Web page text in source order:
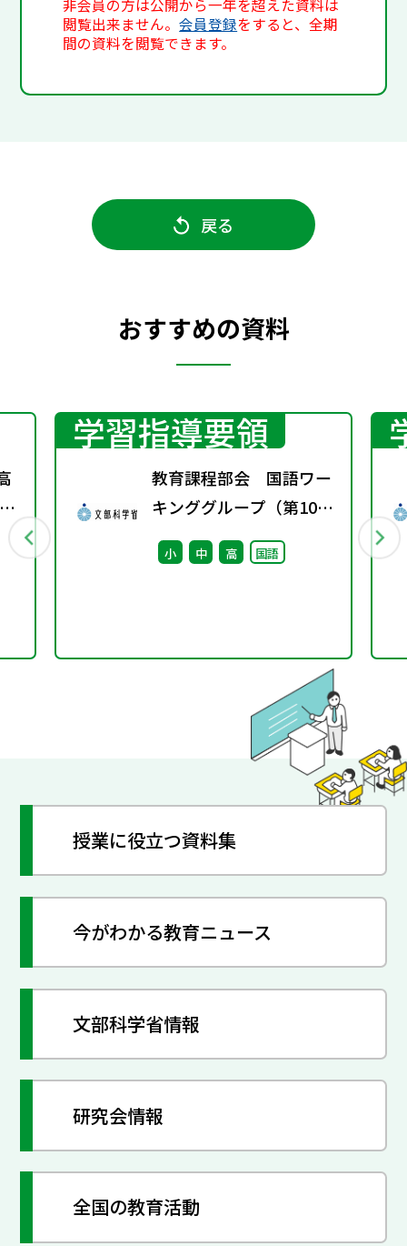
非会員の方は公開から一年を超えた資料は
閲覧出来ません。会員登録をすると、全期
間の資料を閲覧できます。
戻る
おすすめの資料
学習指導要領
教育課程部会 国語ワー
キンググループ（第10
回） 配付資料
小 中 高 国語
授業に役立つ資料集
今がわかる教育ニュース
文部科学省情報
研究会情報
全国の教育活動